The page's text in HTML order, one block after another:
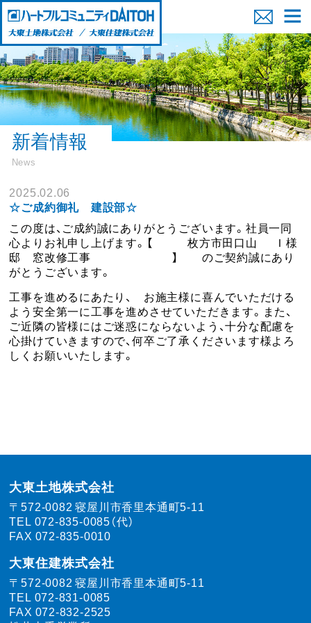
新着情報
News
2025.02.06
☆ご成約御礼 建設部☆
この度は、ご成約誠にありがとうございます。社員一同
心よりお礼申し上げます。【 枚方市田口山 Ｉ様
邸 窓改修工事 】 のご契約誠にあり
がとうございます。
工事を進めるにあたり、 お施主様に喜んでいただける
よう安全第一に工事を進めさせていただきます。また、
ご近隣の皆様にはご迷惑にならないよう、十分な配慮を
心掛けていきますので、何卒ご了承くださいます様よろ
しくお願いいたします。
大東土地株式会社
〒572-0082寝屋川市香里本通町5-11
TEL 072-835-0085（代）
FAX 072-835-0010
大東住建株式会社
〒572-0082寝屋川市香里本通町5-11
TEL 072-831-0085
FAX 072-832-2525